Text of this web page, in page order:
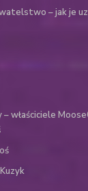
– jak je
właściciele